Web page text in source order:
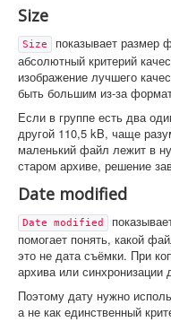
Size
Size
показывает размер
абсолютный критерий
изображение лучшего
быть большим из-за
Если в группе есть два
другой 110,5 kB, чаще
маленький файл лежит в
старом архиве, решение
Date modified
Date modified
помогает понять, какой
это не дата съёмки. При
архива или
Поэтому дату нужно
а не как единственный